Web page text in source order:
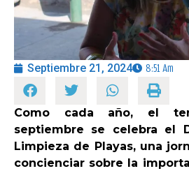
CARTAS DEL DIRECTOR
OPINIÓN
PROGRAMAS
Septiembre 21, 2024 8:51 Am
Como cada año, el
septiembre se celebra el
Limpieza de Playas, una
concienciar sobre la